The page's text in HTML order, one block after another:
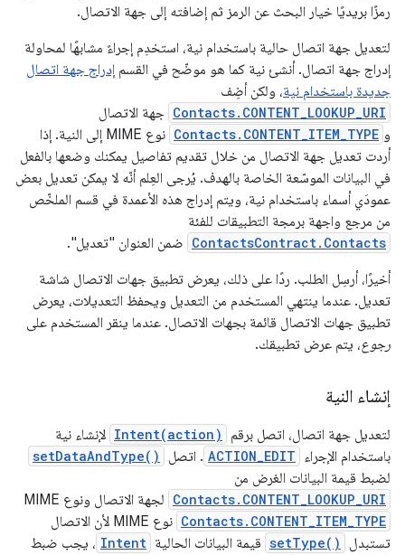
رمزًا بريديًا خيار البحث عن الرمز ثم إضافته إلى جهة الاتصال.
لتعديل جهة اتصال حالية باستخدام نية، استخدِم إجراءً مشابهًا لمحاولة
إدراج جهة اتصال. أنشئ نية كما هو موضّح في القسم إدراج جهة اتصال
جديدة باستخدام نية، ولكن أضِف
Contacts.CONTENT_LOOKUP_URI جهة الاتصال
و Contacts.CONTENT_ITEM_TYPE
نوع MIME إلى النية. إذا
أردت تعديل جهة الاتصال من خلال تقديم تفاصيل يمكنك وضعها بالفعل
في البيانات الموسّعة الخاصة بالهدف. يُرجى العِلم أنّه لا يمكن تعديل بعض
عمودَي أسماء باستخدام نية، ويتم إدراج هذه الأعمدة في قسم الملخّص
من مرجع واجهة برمجة التطبيقات للفئة
ContactsContract.Contacts ضمن العنوان "تعديل".
أخيرًا، أرسِل الطلب. ردًا على ذلك، يعرض تطبيق جهات الاتصال شاشة
تعديل. عندما ينتهي المستخدم من التعديل ويحفظ التعديلات، يعرض
تطبيق جهات الاتصال قائمة بجهات الاتصال. عندما ينقر المستخدم على
رجوع، يتم عرض تطبيقك.
إنشاء النية
لتعديل جهة اتصال، اتصل برقم Intent(action) لإنشاء نية
باستخدام الإجراء ACTION_EDIT . اتصل setDataAndType()
لضبط قيمة البيانات الغرض من
Contacts.CONTENT_LOOKUP_URI لجهة الاتصال ونوع MIME
Contacts.CONTENT_ITEM_TYPE
نوع MIME لأن الاتصال
تستبدل
setType() قيمة البيانات الحالية Intent ، يجب ضبط